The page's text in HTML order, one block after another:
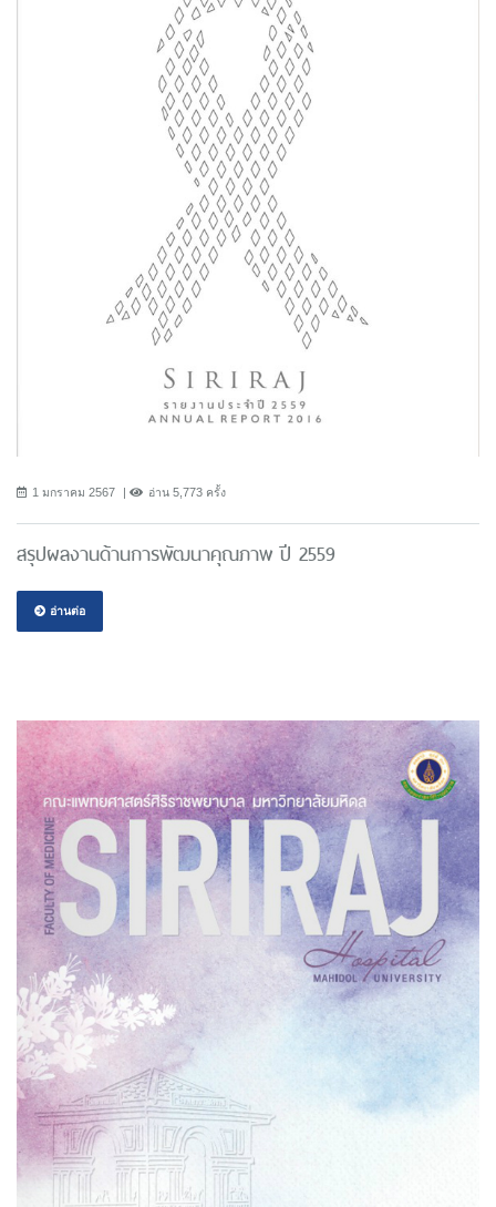
1 มกราคม 2567 อ่าน 5,773 ครั้ง
สรุปผลงานด้านการพัฒนาคุณภาพ ปี 2559
อ่านต่อ